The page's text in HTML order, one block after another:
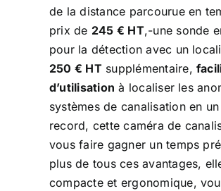
de la distance parcourue en
prix de 245 € HT,-une sonde
pour la détection avec un
250 € HT supplémentaire,
d’utilisation à localiser les
systèmes de canalisation en
record, cette caméra de
vous faire gagner un temps
plus de tous ces avantages,
compacte et ergonomique,